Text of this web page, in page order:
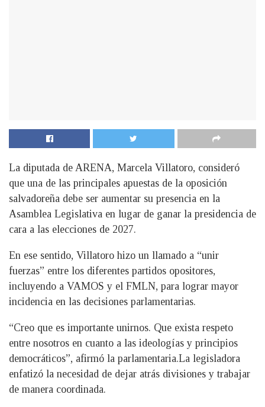
La diputada de ARENA, Marcela Villatoro, consideró
que una de las principales apuestas de la oposición
salvadoreña debe ser aumentar su presencia en la
Asamblea Legislativa en lugar de ganar la presidencia de
cara a las elecciones de 2027.
En ese sentido, Villatoro hizo un llamado a “unir
fuerzas” entre los diferentes partidos opositores,
incluyendo a VAMOS y el FMLN, para lograr mayor
incidencia en las decisiones parlamentarias.
“Creo que es importante unirnos. Que exista respeto
entre nosotros en cuanto a las ideologías y principios
democráticos”, afirmó la parlamentaria.La legisladora
enfatizó la necesidad de dejar atrás divisiones y trabajar
de manera coordinada.